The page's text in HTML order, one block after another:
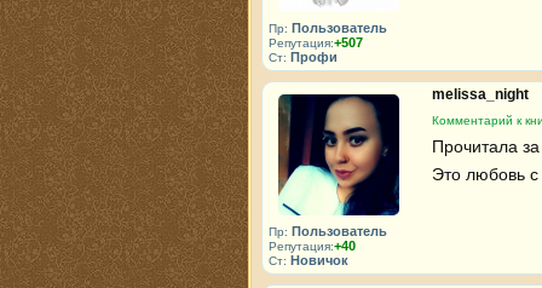
Пр: Пользователь
Репутация:+507
Ст: Профи
Пр: Пользователь
Репутация:+40
Ст: Новичок
melissa_night
Комментарий к
Прочитала
Это любовь